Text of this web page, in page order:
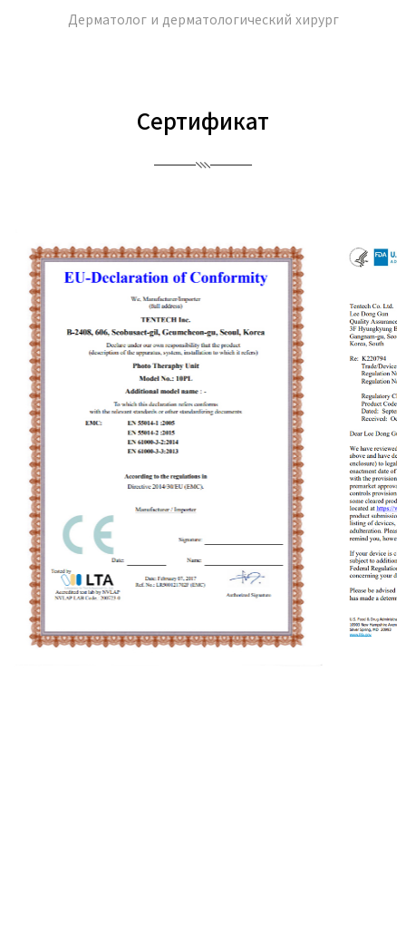
Дерматолог и дерматологический хирург
Сертификат